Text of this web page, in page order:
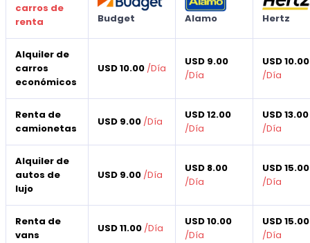
carros de
renta
Budget Alamo Hertz
Alquiler de
carros
económicos
USD 10.00 /Día
USD 9.00
/Día
USD 10.00
/Día
Renta de
camionetas
USD 9.00 /Día
USD 12.00
/Día
USD 13.00
/Día
Alquiler de
autos de
lujo
USD 9.00 /Día
USD 8.00
/Día
USD 15.00
/Día
Renta de
vans
USD 11.00 /Día
USD 10.00
/Día
USD 15.00
/Día